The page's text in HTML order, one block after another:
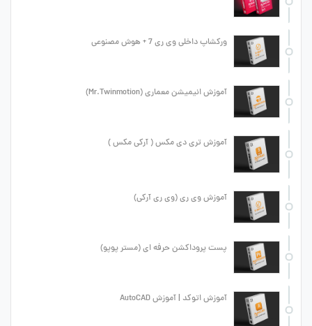
ورکشاپ داخلی وی ری 7 + هوش مصنوعی
آموزش انیمیشن معماری (Mr.Twinmotion)
آموزش تری دی مکس ( آرکی مکس )
آموزش وی ری (وی ری آرکی)
پست پروداکشن حرفه ای (مستر پوپو)
آموزش اتوکد | آموزش AutoCAD